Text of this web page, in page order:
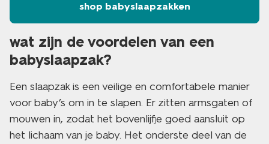
shop babyslaapzakken
wat zijn de voordelen van een
babyslaapzak?
Een slaapzak is een veilige en comfortabele manier
voor baby’s om in te slapen. Er zitten armsgaten of
mouwen in, zodat het bovenlijfje goed aansluit op
het lichaam van je baby. Het onderste deel van de